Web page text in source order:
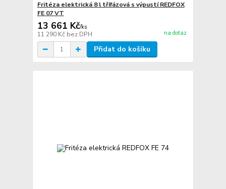
Fritéza elektrická 8 l třífázová s výpustí REDFOX
FE 07 VT
13 661 Kč/ks
11 290 Kč bez DPH na dotaz
Přidat do košíku